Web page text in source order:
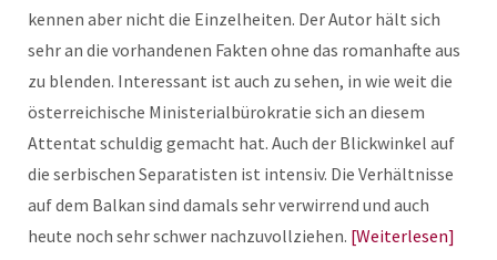
kennen aber nicht die Einzelheiten. Der Autor hält sich
sehr an die vorhandenen Fakten ohne das romanhafte aus
zu blenden. Interessant ist auch zu sehen, in wie weit die
österreichische Ministerialbürokratie sich an diesem
Attentat schuldig gemacht hat. Auch der Blickwinkel auf
die serbischen Separatisten ist intensiv. Die Verhältnisse
auf dem Balkan sind damals sehr verwirrend und auch
heute noch sehr schwer nachzuvollziehen. Weiterlesen